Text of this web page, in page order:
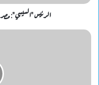
الرئيس "السيسي":